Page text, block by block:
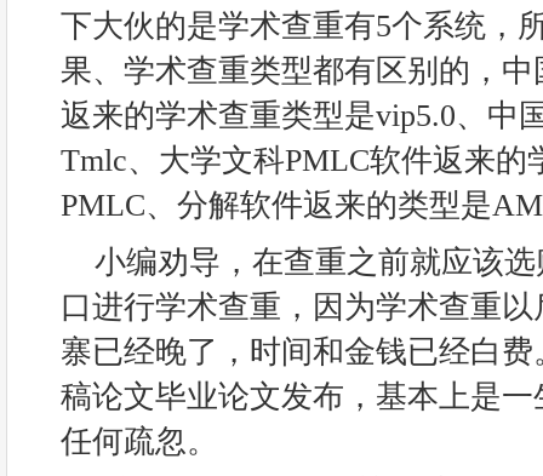
下大伙的是学术查重有5个系统，
果、学术查重类型都有区别的，
返来的学术查重类型是vip5.0、中
Tmlc、大学文科PMLC软件返来的
PMLC、分解软件返来的类型是
小编劝导，在查重之前就应该
口进行学术查重，因为学术查重
寨已经晚了，时间和金钱已经白
稿论文毕业论文发布，基本上是
任何疏忽。